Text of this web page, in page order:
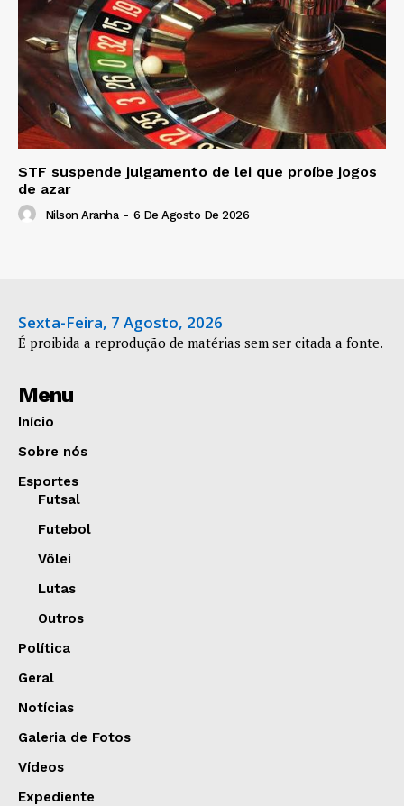
STF suspende julgamento de lei que proíbe jogos
de azar
Nilson Aranha - 6 De Agosto De 2026
Sexta-Feira, 7 Agosto, 2026
É proibida a reprodução de matérias sem ser citada a fonte.
Menu
Início
Sobre nós
Esportes
Futsal
Futebol
Vôlei
Lutas
Outros
Política
Geral
Notícias
Galeria de Fotos
Vídeos
Expediente